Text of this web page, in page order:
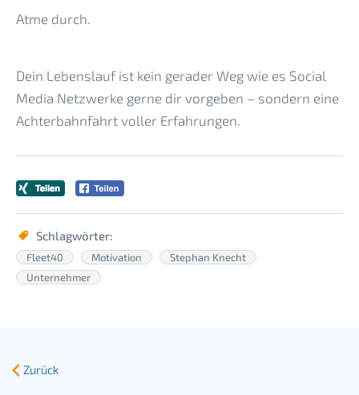
Atme durch.
Dein Lebenslauf ist kein gerader Weg wie es Social
Media Netzwerke gerne dir vorgeben – sondern eine
Achterbahnfahrt voller Erfahrungen.
Schlagwörter:
Fleet40 Motivation
Stephan Knecht
Unternehmer
Zurück